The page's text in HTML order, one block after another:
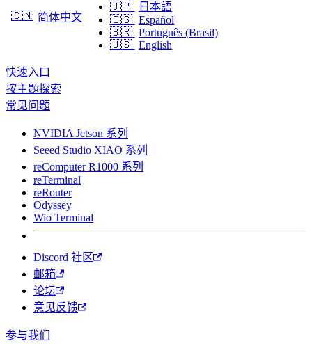
🇨🇳 简体中文
🇯🇵
日本語
🇪🇸 Español
🇧🇷 Português (Brasil)
🇺🇸 English
快速入口
按主题探索
常见问题
NVIDIA Jetson 系列
Seeed Studio XIAO 系列
reComputer R1000 系列
reTerminal
reRouter
Odyssey
Wio Terminal
Discord 社区
邮箱
论坛
意见反馈
参与我们